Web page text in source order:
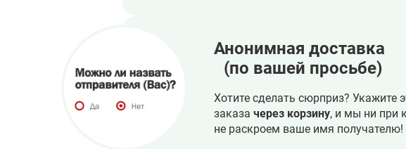
Анонимная доставка
(по вашей просьбе)
Хотите сделать сюрприз? Укажите
заказа через корзину, и мы ни при
не раскроем ваше имя получателю!